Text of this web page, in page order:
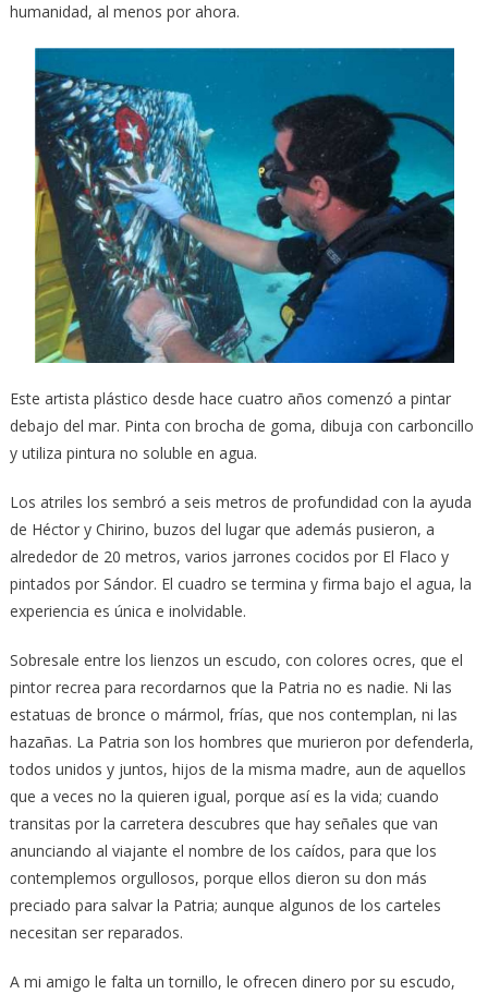
humanidad, al menos por ahora.
Este artista plástico desde hace cuatro años comenzó a pintar
debajo del mar. Pinta con brocha de goma, dibuja con carboncillo
y utiliza pintura no soluble en agua.
Los atriles los sembró a seis metros de profundidad con la ayuda
de Héctor y Chirino, buzos del lugar que además pusieron, a
alrededor de 20 metros, varios jarrones cocidos por El Flaco y
pintados por Sándor. El cuadro se termina y firma bajo el agua, la
experiencia es única e inolvidable.
Sobresale entre los lienzos un escudo, con colores ocres, que el
pintor recrea para recordarnos que la Patria no es nadie. Ni las
estatuas de bronce o mármol, frías, que nos contemplan, ni las
hazañas. La Patria son los hombres que murieron por defenderla,
todos unidos y juntos, hijos de la misma madre, aun de aquellos
que a veces no la quieren igual, porque así es la vida; cuando
transitas por la carretera descubres que hay señales que van
anunciando al viajante el nombre de los caídos, para que los
contemplemos orgullosos, porque ellos dieron su don más
preciado para salvar la Patria; aunque algunos de los carteles
necesitan ser reparados.
A mi amigo le falta un tornillo, le ofrecen dinero por su escudo,